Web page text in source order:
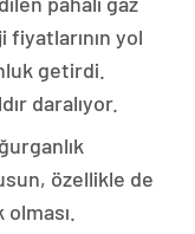
yol
getirdi.
daralıyor.
özellikle de